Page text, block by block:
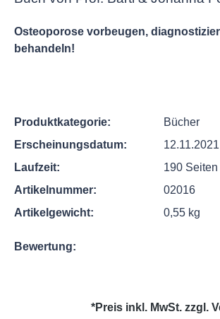
Osteoporose vorbeugen,
behandeln!
Produktkategorie:
Bücher
Erscheinungsdatum:
12.11.2021
Laufzeit:
190 Seiten
Artikelnummer:
02016
Artikelgewicht:
0,55 kg
Bewertung:
*Preis inkl. MwSt. zzgl.